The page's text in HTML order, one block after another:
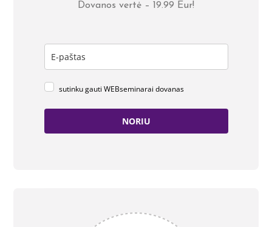
Dovanos vertė – 19.99 Eur!
sutinku gauti WEBseminarai dovanas
NORIU